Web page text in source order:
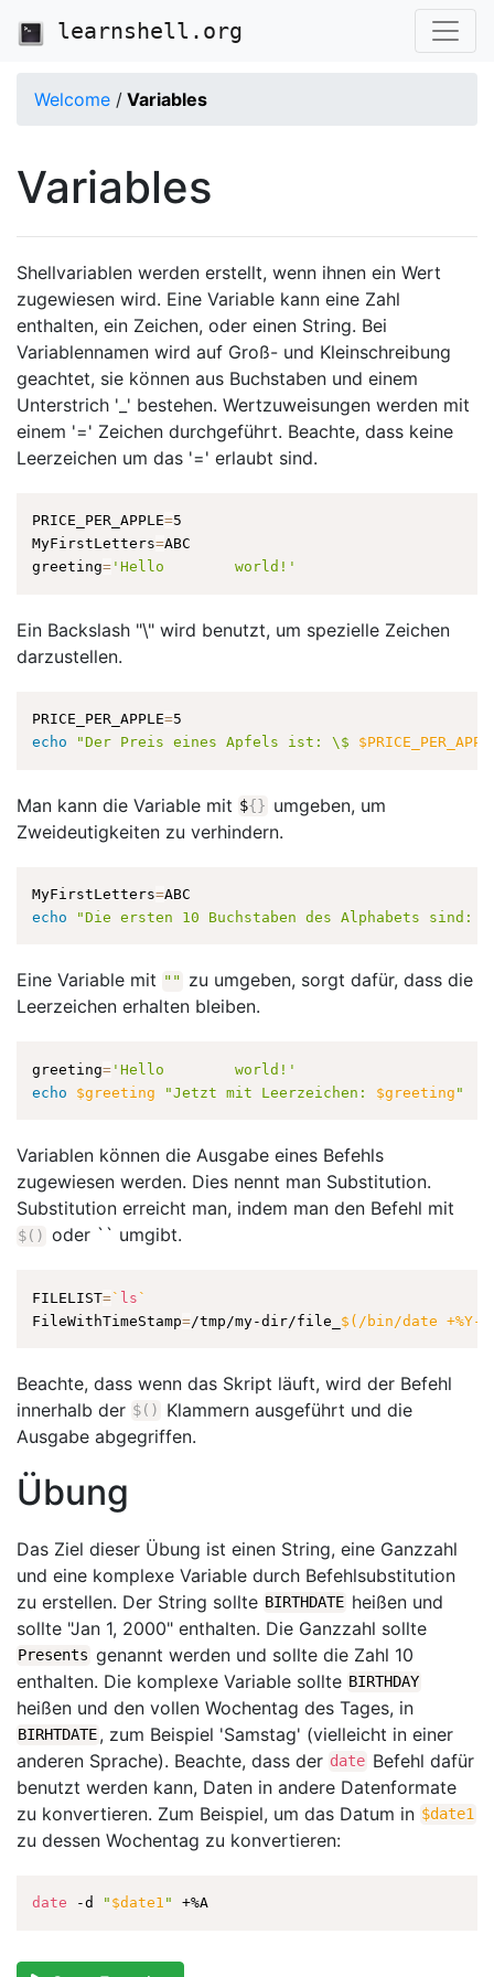
learnshell.org
Welcome / Variables
Variables
Shellvariablen werden erstellt, wenn ihnen ein Wert
zugewiesen wird. Eine Variable kann eine Zahl
enthalten, ein Zeichen, oder einen String. Bei
Variablennamen wird auf Groß- und Kleinschreibung
geachtet, sie können aus Buchstaben und einem
Unterstrich '_' bestehen. Wertzuweisungen werden mit
einem '=' Zeichen durchgeführt. Beachte, dass keine
Leerzeichen um das '=' erlaubt sind.
PRICE_PER_APPLE=5
MyFirstLetters=ABC
greeting= 'Hello        world!'
Ein Backslash "\" wird benutzt, um spezielle Zeichen
darzustellen.
PRICE_PER_APPLE=
echo
"Der Preis eines Apfels ist: \$
Man kann die Variable mit ${} umgeben, um
Zweideutigkeiten zu verhindern.
MyFirstLetters=
echo
"Die ersten 10 Buchstaben des Alphabets sind:
Eine Variable mit "" zu umgeben, sorgt dafür, dass die
Leerzeichen erhalten bleiben.
greeting= 'Hello        world!'
echo
$greeting "Jetzt mit Leerzeichen: $greeting "
Variablen können die Ausgabe eines Befehls
zugewiesen werden. Dies nennt man Substitution.
Substitution erreicht man, indem man den Befehl mit
$( ) oder `` umgibt.
FILELIST=` ls `
FileWithTimeStamp=/tmp/my-dir/file_ $( /bin/date +%Y-
Beachte, dass wenn das Skript läuft, wird der Befehl
innerhalb der $( )
Klammern ausgeführt und die
Ausgabe abgegriffen.
Übung
Das Ziel dieser Übung ist einen String, eine Ganzzahl
und eine komplexe Variable durch Befehlsubstitution
zu erstellen. Der String sollte BIRTHDATE heißen und
sollte "Jan 1, 2000" enthalten. Die Ganzzahl sollte
Presents genannt werden und sollte die Zahl 10
enthalten. Die komplexe Variable sollte BIRTHDAY
heißen und den vollen Wochentag des Tages, in
BIRHTDATE, zum Beispiel 'Samstag' (vielleicht in einer
anderen Sprache). Beachte, dass der date Befehl dafür
benutzt werden kann, Daten in andere Datenformate
zu konvertieren. Zum Beispiel, um das Datum in $date1
zu dessen Wochentag zu konvertieren:
date -d " $date1 "